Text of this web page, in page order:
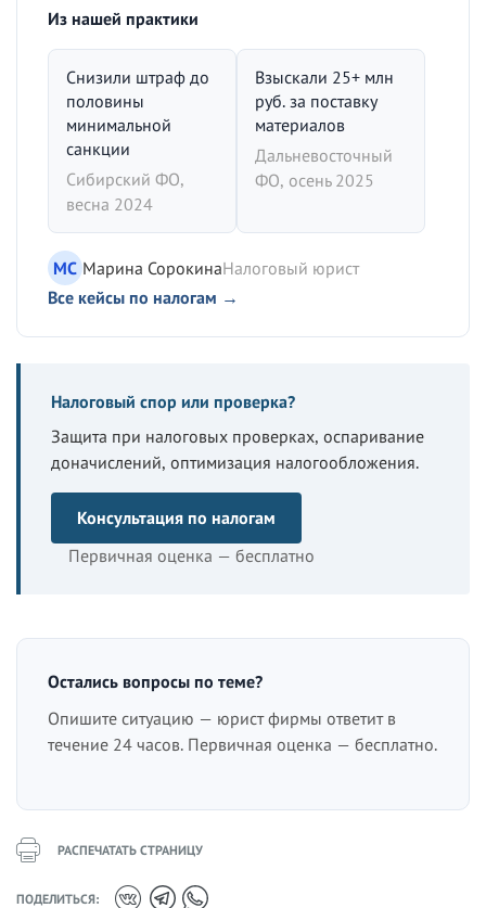
Из нашей практики
Снизили штраф до
половины
минимальной
санкции
Сибирский ФО,
весна 2024
Взыскали 25+ млн
руб. за поставку
материалов
Дальневосточный
ФО, осень 2025
МС Марина СорокинаНалоговый юрист
Все кейсы по налогам →
Налоговый спор или проверка?
Защита при налоговых проверках, оспаривание
доначислений, оптимизация налогообложения.
Консультация по налогам
Первичная оценка — бесплатно
Остались вопросы по теме?
Опишите ситуацию — юрист фирмы ответит в
течение 24 часов. Первичная оценка — бесплатно.
РАСПЕЧАТАТЬ СТРАНИЦУ
ПОДЕЛИТЬСЯ: